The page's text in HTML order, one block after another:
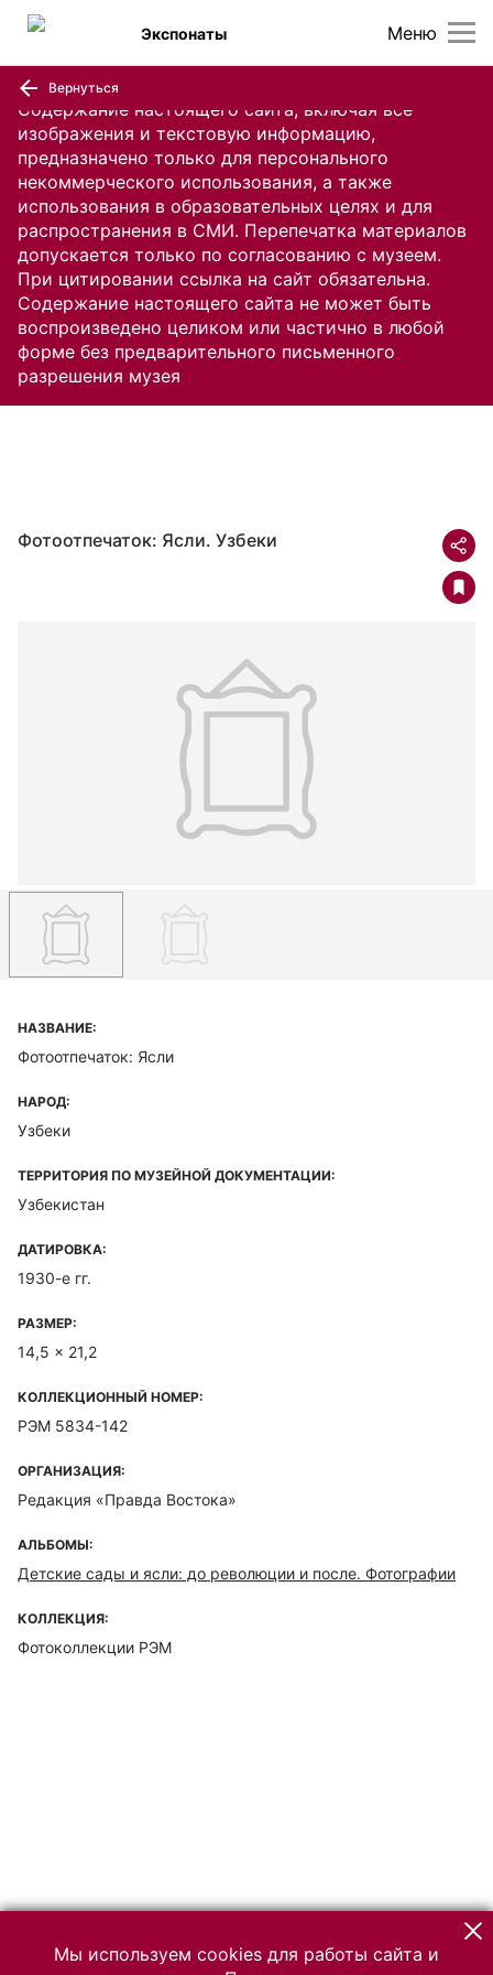
Содержание настоящего сайта, включая все
изображения и текстовую информацию,
предназначено только для персонального
некоммерческого использования, а также
использования в образовательных целях и для
распространения в СМИ. Перепечатка материалов
допускается только по согласованию с музеем.
При цитировании ссылка на сайт обязательна.
Содержание настоящего сайта не может быть
воспроизведено целиком или частично в любой
форме без предварительного письменного
разрешения музея
Меню
Экспонаты
Вернуться
Фотоотпечаток: Ясли. Узбеки
НАЗВАНИЕ:
Фотоотпечаток: Ясли
НАРОД:
Узбеки
ТЕРРИТОРИЯ ПО МУЗЕЙНОЙ ДОКУМЕНТАЦИИ:
Узбекистан
ДАТИРОВКА:
1930-е гг.
РАЗМЕР:
14,5 x 21,2
КОЛЛЕКЦИОННЫЙ НОМЕР:
РЭМ 5834-142
ОРГАНИЗАЦИЯ:
Редакция «Правда Востока»
АЛЬБОМЫ:
Детские сады и ясли: до революции и после. Фотографии
КОЛЛЕКЦИЯ:
Фотоколлекции РЭМ
Мы используем cookies для работы сайта и